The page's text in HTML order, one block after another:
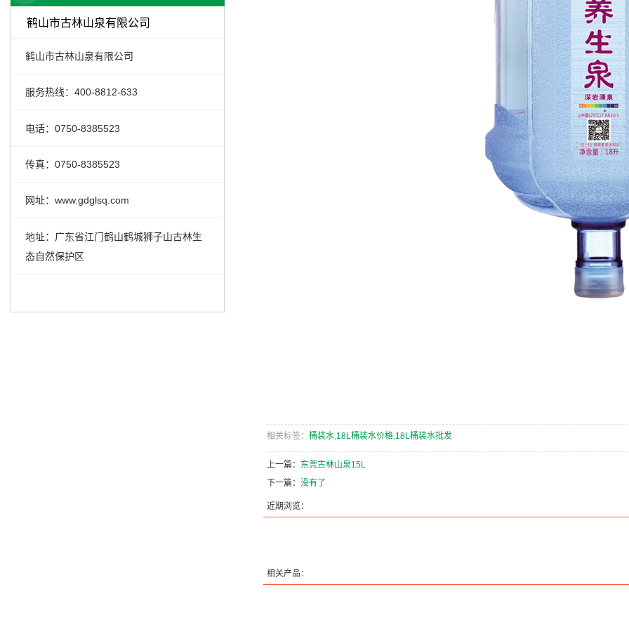
鹤山市古林山泉有限公司
鹤山市古林山泉有限公司
服务热线：400-8812-633
电话：0750-8385523
传真：0750-8385523
网址：www.gdglsq.com
地址：广东省江门鹤山鹤城狮子山古林生
态自然保护区
相关标签： 桶装水,18L桶装水价格,18L桶装水批发
上一篇： 东莞古林山泉15L
下一篇： 没有了
近期浏览：
相关产品：